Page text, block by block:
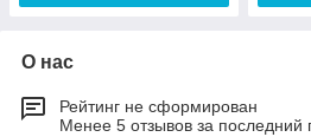
О нас
Рейтинг не сформирован
Менее 5 отзывов за последний